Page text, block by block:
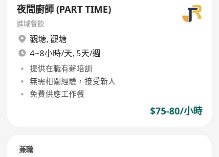
夜間廚師 (PART TIME)
進域餐飲
觀塘, 觀塘
4~8小時/天, 5天/週
提供在職有薪培訓
無需相關經驗，接受新人
免費供應工作餐
$75-80/小時
兼職